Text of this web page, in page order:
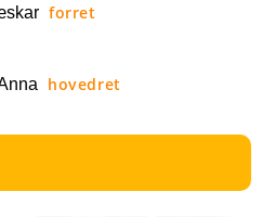
forret
hovedret